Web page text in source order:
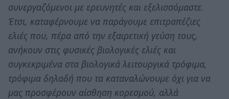
συνεργαζόμενοι με ερευνητές και εξελισσόμαστε.
Έτσι, καταφέρνουμε να παράγουμε επιτραπέζιες
ελιές που, πέρα από την εξαιρετική γεύση τους,
ανήκουν στις φυσικές βιολογικές ελιές και
συγκεκριμένα στα βιολογικά λειτουργικά τρόφιμα,
τρόφιμα δηλαδή που τα καταναλώνουμε όχι για να
μας προσφέρουν αίσθηση κορεσμού, αλλά